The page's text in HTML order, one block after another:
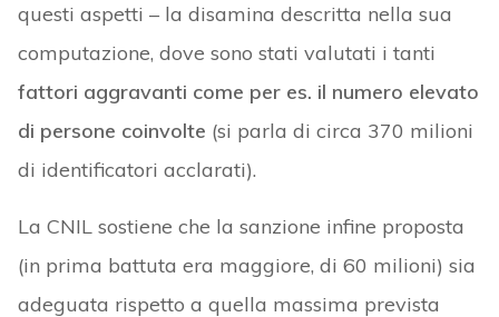
questi aspetti – la disamina descritta nella sua
computazione, dove sono stati valutati i tanti
fattori aggravanti come per es. il numero elevato
di persone coinvolte (si parla di circa 370 milioni
di identificatori acclarati).
La CNIL sostiene che la sanzione infine proposta
(in prima battuta era maggiore, di 60 milioni) sia
adeguata rispetto a quella massima prevista